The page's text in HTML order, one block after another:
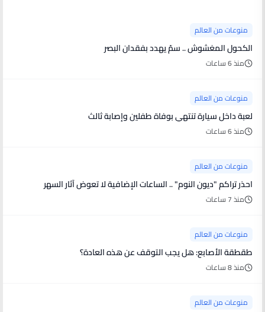
منوعات من العالم
الكحول المغشوش .. سمّ يهدد بفقدان البصر
منذ 6 ساعات
منوعات من العالم
لعبة داخل سيارة تنتهي بوفاة طفلين وإصابة ثالث
منذ 6 ساعات
منوعات من العالم
احذر تراكم "ديون النوم" .. الساعات الإضافية لا تعوض آثار السهر
منذ 7 ساعات
منوعات من العالم
طقطقة الأصابع: هل يجب التوقف عن هذه العادة؟
منذ 8 ساعات
منوعات من العالم